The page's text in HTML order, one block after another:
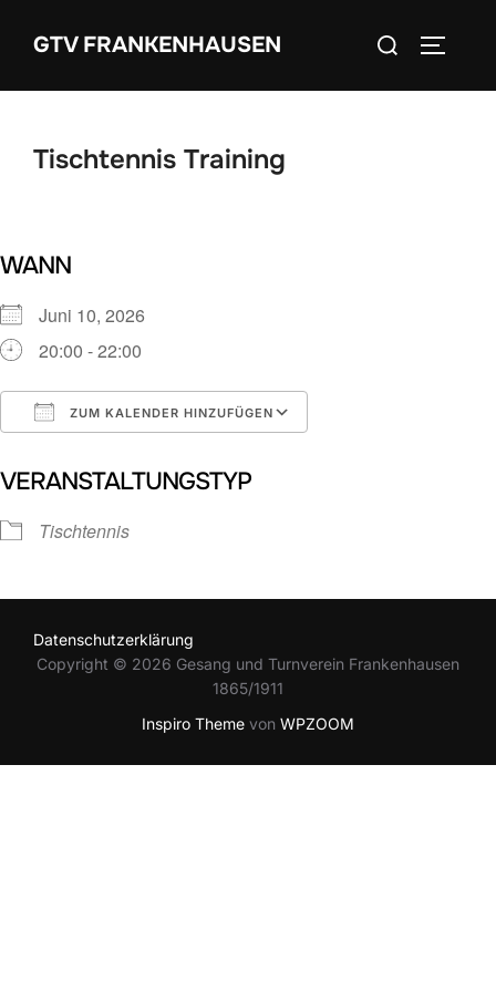
InhaltGTV FRANKENHAUSEN
Suchen
Tischtennis Training
WANN
Juni 10, 2026
20:00 - 22:00
ZUM KALENDER HINZUFÜGEN
VERANSTALTUNGSTYP
Tischtennis
Datenschutzerklärung
Copyright © 2026 Gesang und Turnverein Frankenhausen
1865/1911
Inspiro Theme von WPZOOM